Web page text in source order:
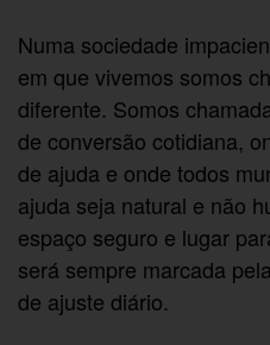
Numa sociedade
em que vivemos somos
diferente. Somos
de conversão cotidiana,
de ajuda e onde todos
ajuda seja natural e não
espaço seguro e lugar
será sempre marcada
de ajuste diário.